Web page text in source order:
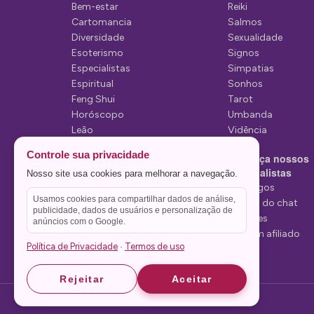
P
o
s
t
Bem-estar
Cartomancia
Diversidade
Esoterismo
Especialistas
Espiritual
Feng Shui
Horóscopo
Leão
Mediunidade
Mensagens
Reiki
Salmos
Sexualidade
Signos
Simpatias
Sonhos
Tarot
Umbanda
Vidência
Conheça nossos
Especialistas
Tarólogos
Estelas do chat
Videntes
Seja um afiliado
Controle sua privacidade
Nosso site usa cookies para melhorar a navegação.
Usamos cookies para compartilhar dados de análise,
publicidade, dados de usuários e personalização de
anúncios com o Google.
Política de Privacidade · Termos de uso
Rejeitar Aceitar